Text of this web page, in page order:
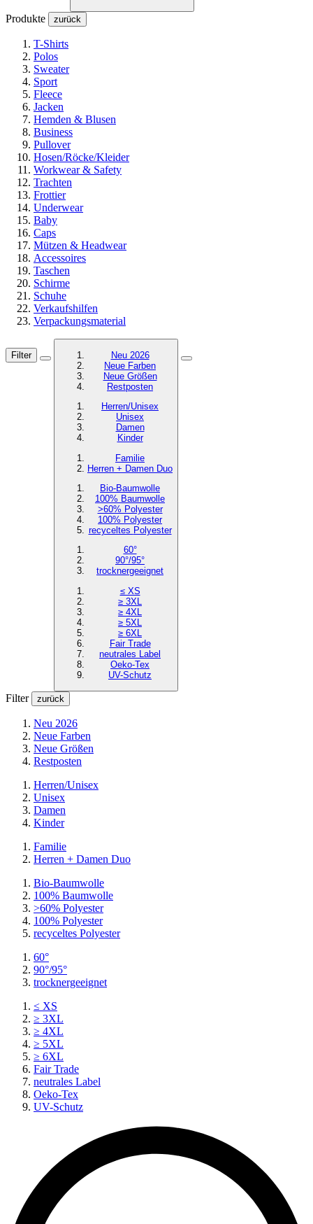
Produkte zurück
T-Shirts
Polos
Sweater
Sport
Fleece
Jacken
Hemden & Blusen
Business
Pullover
Hosen/Röcke/Kleider
Workwear & Safety
Trachten
Frottier
Underwear
Baby
Caps
Mützen & Headwear
Accessoires
Taschen
Schirme
Schuhe
Verkaufshilfen
Verpackungsmaterial
Filter
Neu 2026
Neue Farben
Neue Größen
Restposten
Herren/Unisex
Unisex
Damen
Kinder
Familie
Herren + Damen Duo
Bio-Baumwolle
100% Baumwolle
>60% Polyester
100% Polyester
recyceltes Polyester
60°
90°/95°
trocknergeeignet
≤ XS
≥ 3XL
≥ 4XL
≥ 5XL
≥ 6XL
Fair Trade
neutrales Label
Oeko-Tex
UV-Schutz
Filter zurück
Neu 2026
Neue Farben
Neue Größen
Restposten
Herren/Unisex
Unisex
Damen
Kinder
Familie
Herren + Damen Duo
Bio-Baumwolle
100% Baumwolle
>60% Polyester
100% Polyester
recyceltes Polyester
60°
90°/95°
trocknergeeignet
≤ XS
≥ 3XL
≥ 4XL
≥ 5XL
≥ 6XL
Fair Trade
neutrales Label
Oeko-Tex
UV-Schutz